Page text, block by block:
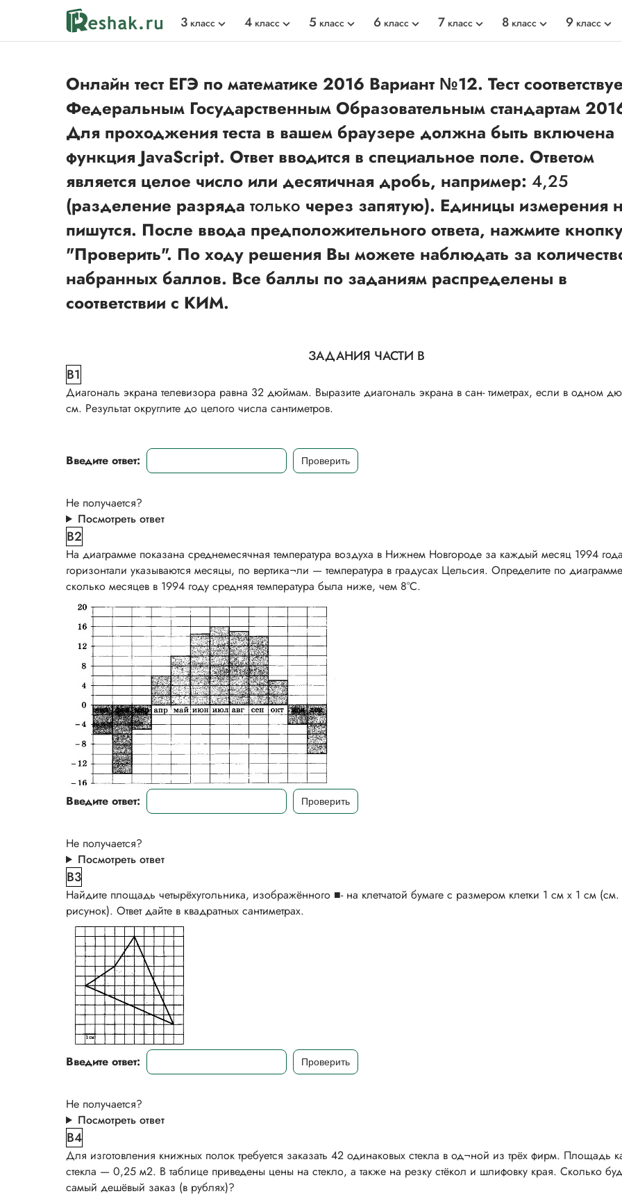
3 класс 4 класс 5 класс 6 класс 7 класс 8 класс 9 класс
Онлайн тест ЕГЭ по математике 2016 Вариант №12. Тест
Федеральным Государственным Образовательным стандартам
Для проходжения теста в вашем браузере должна быть включена
функция JavaScript. Ответ вводится в специальное поле. Ответом
является целое число или десятичная дробь, например: 4,25
(разделение разряда только через запятую). Единицы измерения
пишутся. После ввода предположительного ответа, нажмите
"Проверить". По ходу решения Вы можете наблюдать за
набранных баллов. Все баллы по заданиям распределены в
соответствии с КИМ.
ЗАДАНИЯ ЧАСТИ В
B1
Диагональ экрана телевизора равна 32 дюймам. Выразите диагональ экрана в сан- тиметрах, если в одном
см. Результат округлите до целого числа сантиметров.
Введите ответ:
Не получается?
Посмотреть ответ
B2
На диаграмме показана среднемесячная температура воздуха в Нижнем Новгороде за каждый месяц 1994
горизонтали указываются месяцы, по вертика¬ли — температура в градусах Цельсия. Определите по
сколько месяцев в 1994 году средняя температура была ниже, чем 8°С.
Введите ответ:
Не получается?
Посмотреть ответ
B3
Найдите площадь четырёхугольника, изображённого ■- на клетчатой бумаге с размером клетки 1 см х 1 см (см.
рисунок). Ответ дайте в квадратных сантиметрах.
Введите ответ:
Не получается?
Посмотреть ответ
B4
Для изготовления книжных полок требуется заказать 42 одинаковых стекла в од¬ной из трёх фирм. Площадь
стекла — 0,25 м2. В таблице приведены цены на стекло, а также на резку стёкол и шлифовку края. Сколько
самый дешёвый заказ (в рублях)?